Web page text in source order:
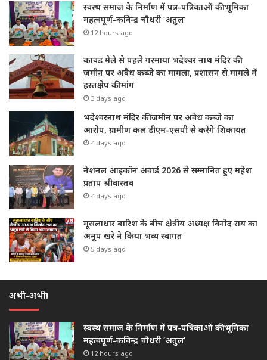
स्वस्थ समाज के निर्माण में पत्र-पत्रिकाओं की भूमिका
महत्वपूर्ण-कविन्द्र चौधरी ‘अतुल’
12 hours ago
कावड़ मेले से पहले गरमाया भदेश्वर नाथ मंदिर की
जमीन पर अवैध कब्जे का मामला, प्रशासन से मामले में
हस्तक्षेप की मांग
3 days ago
भदेश्वरनाथ मंदिर की जमीन पर अवैध कब्जे का
आरोप, ग्रामीण कल डीएम-एसपी से करेंगे शिकायत
4 days ago
नेशनल आइकॉन अवार्ड 2026 से सम्मानित हुए महेश
प्रताप श्रीवास्तव
4 days ago
मूसलाधार बारिश के बीच क्षेत्रीय अध्यक्ष विनोद राय का
अनूप खरे ने किया भव्य स्वागत
5 days ago
अभी-अभी!
स्वस्थ समाज के निर्माण में पत्र-पत्रिकाओं की भूमिका
महत्वपूर्ण-कविन्द्र चौधरी ‘अतुल’
12 hours ago